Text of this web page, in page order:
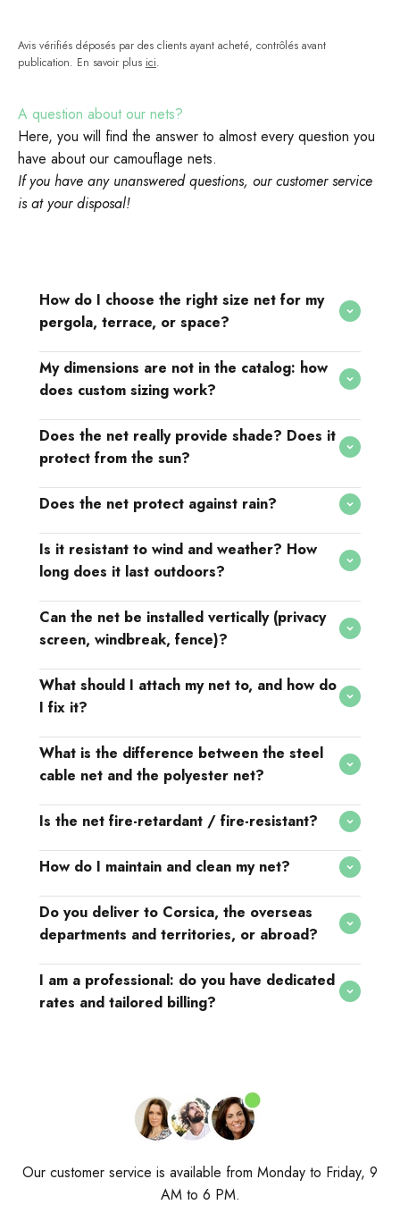
Avis vérifiés déposés par des clients ayant acheté, contrôlés avant
publication. En savoir plus ici.
A question about our nets?
Here, you will find the answer to almost every question you
have about our camouflage nets.
If you have any unanswered questions, our customer service
is at your disposal!
How do I choose the right size net for my
pergola, terrace, or space?
My dimensions are not in the catalog: how
does custom sizing work?
Does the net really provide shade? Does it
protect from the sun?
Does the net protect against rain?
Is it resistant to wind and weather? How
long does it last outdoors?
Can the net be installed vertically (privacy
screen, windbreak, fence)?
What should I attach my net to, and how do
I fix it?
What is the difference between the steel
cable net and the polyester net?
Is the net fire-retardant / fire-resistant?
How do I maintain and clean my net?
Do you deliver to Corsica, the overseas
departments and territories, or abroad?
I am a professional: do you have dedicated
rates and tailored billing?
Our customer service is available from Monday to Friday, 9
AM to 6 PM.